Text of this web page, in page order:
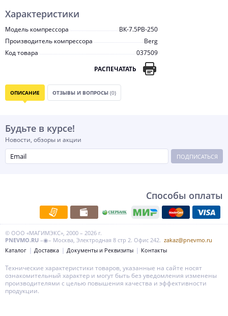
Характеристики
Модель компрессора
ВК-7.5РВ-250
Производитель компрессора
Berg
Код товара
037509
РАСПЕЧАТАТЬ
ОПИСАНИЕ ОТЗЫВЫ И ВОПРОСЫ (0)
Будьте в курсе!
Новости, обзоры и акции
ПОДПИСАТЬСЯ
Способы оплаты
© ООО «МАГИМЭКС», 2000 – 2026 г.
PNEVMO.RU –◉– Москва, Электродная 8 стр 2. Офис 242. zakaz@pnevmo.ru
Каталог
Доставка Документы и Реквизиты Контакты
Технические характеристики товаров, указанные на сайте носят
ознакомительный характер и могут быть без уведомления изменены
производителями с целью повышения качества и эффективности
продукции.